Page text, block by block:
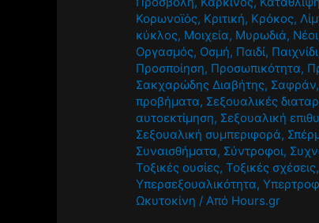
Κορωνοϊός, Κριτική, Κρόκος,
κύκλος, Μοιχεία, Μυρωδιά, Νέοι
Οργασμός, Οσμή, Παιδί, Παιχνίδι
Προσποίηση, Προσωπικότητα,
Σακχαρώδης Διαβήτης, Σαφράν,
προβήματα, Σεξουαλικές
αυτοεκτίμηση, Σεξουαλική
Σεξουαλική συμπεριφορά,
Συναισθήματα, Σύντροφοι,
Τοξικές ουσίες,Τοξικές σχέσεις
Υπερσεξουαλικότητα,
Ωκυτοκίνη / Από Hours.gr